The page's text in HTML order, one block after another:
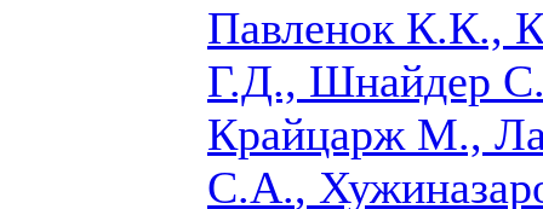
Павленок К.К.,
Г.Д., Шнайдер
Крайцарж М.,
С.А.,